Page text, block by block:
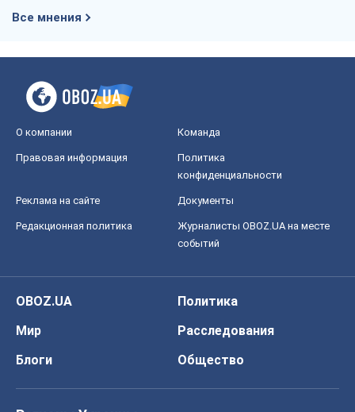
Все мнения
О компании Команда
Правовая информация
Политика
конфиденциальности
Реклама на сайте Документы
Редакционная политика
Журналисты OBOZ.UA на месте
событий
OBOZ.UA
Политика
Мир
Расследования
Блоги
Общество